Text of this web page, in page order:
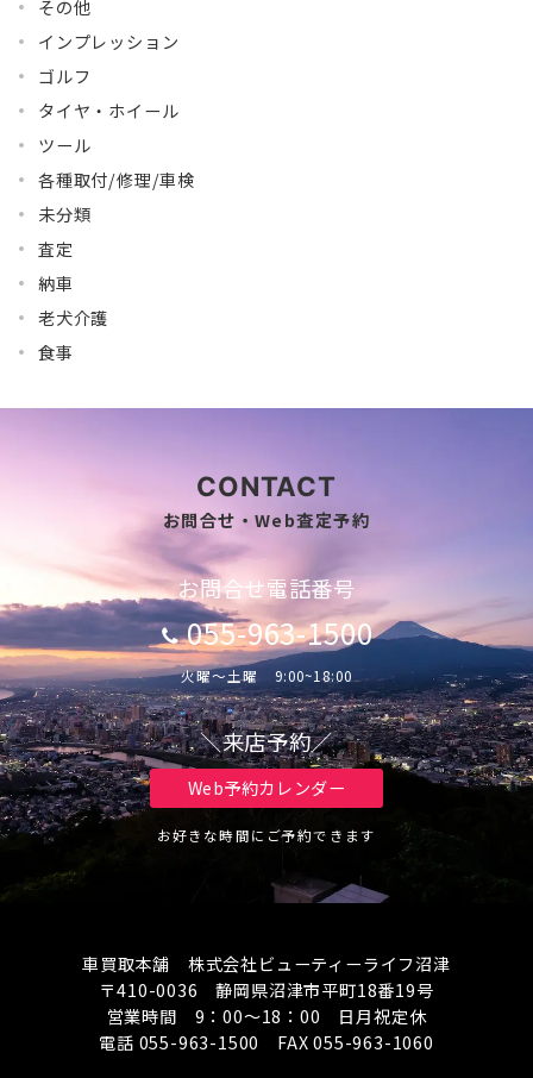
その他
インプレッション
ゴルフ
タイヤ・ホイール
ツール
各種取付/修理/車検
未分類
査定
納車
老犬介護
食事
CONTACT
お問合せ・Web査定予約
お問合せ電話番号
055-963-1500
火曜～土曜 9:00~18:00
＼来店予約／
Web予約カレンダー
お好きな時間にご予約できます
車買取本舗 株式会社ビューティーライフ沼津
〒410-0036 静岡県沼津市平町18番19号
営業時間 9：00～18：00 日月祝定休
電話 055-963-1500 FAX 055-963-1060